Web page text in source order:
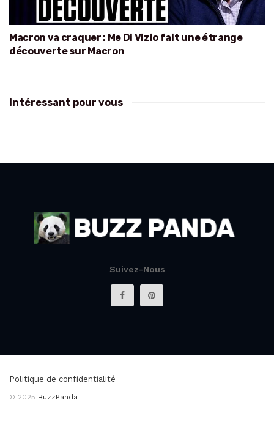
Macron va craquer : Me Di Vizio fait une étrange
découverte sur Macron
Intéressant pour vous
Suivez-Nous
Politique de confidentialité
© 2025 BuzzPanda